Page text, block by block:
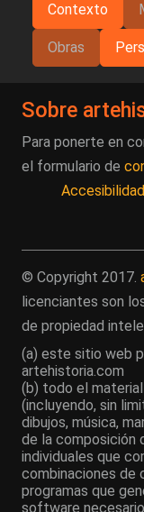
Contexto
Obras
Sobre
Para ponerte en
el formulario de
Accesibilidad
© Copyright 2017.
licenciantes son
de propiedad
(a) este sitio web
artehistoria.com
(b) todo el
(incluyendo, sin
dibujos, música,
de la composición
individuales que
combinaciones de
programas que
software